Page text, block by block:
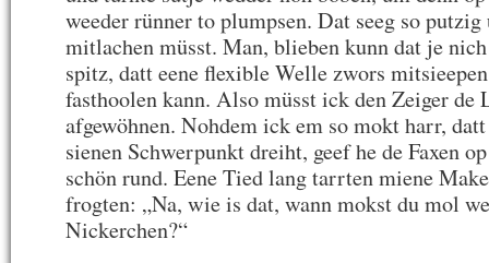
weeder rünner to plumpsen. Dat seeg so
mitlachen müsst. Man, blieben kunn dat je
spitz, datt eene flexible Welle zwors
fasthoolen kann. Also müsst ick den Zeiger de
afgewöhnen. Nohdem ick em so mokt harr,
sienen Schwerpunkt dreiht, geef he de Faxen
schön rund. Eene Tied lang tarrten miene
frogten: „Na, wie is dat, wann mokst du mol
Nickerchen?“